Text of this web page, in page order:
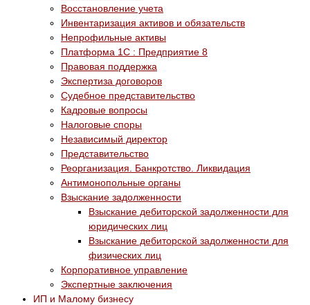
Восстановление учета
Инвентаризация активов и обязательств
Непрофильные активы
Платформа 1С : Предприятие 8
Правовая поддержка
Экспертиза договоров
Судебное представительство
Кадровые вопросы
Налоговые споры
Независимый директор
Представительство
Реорганизация. Банкротство. Ликвидация
Антимонопольные органы
Взыскание задолженности
Взыскание дебиторской задолженности для
юридических лиц
Взыскание дебиторской задолженности для
физических лиц
Корпоративное управление
Экспертные заключения
ИП и Малому бизнесу